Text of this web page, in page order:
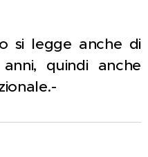
si legge anche di
quindi anche